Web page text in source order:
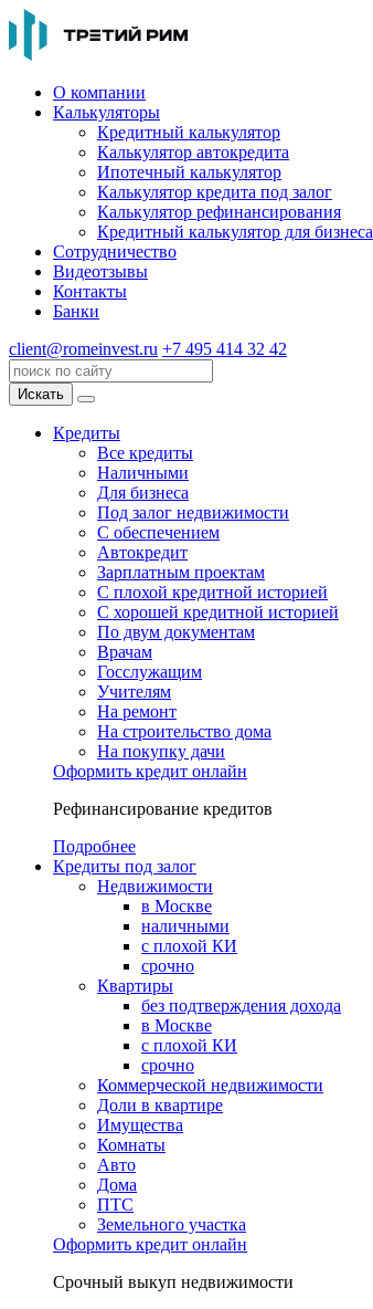
О компании
Калькуляторы
Кредитный калькулятор
Калькулятор автокредита
Ипотечный калькулятор
Калькулятор кредита под залог
Калькулятор рефинансирования
Кредитный калькулятор для бизнеса
Сотрудничество
Видеотзывы
Контакты
Банки
client@romeinvest.ru +7 495 414 32 42
Искать
Кредиты
Все кредиты
Наличными
Для бизнеса
Под залог недвижимости
С обеспечением
Автокредит
Зарплатным проектам
С плохой кредитной историей
С хорошей кредитной историей
По двум документам
Врачам
Госслужащим
Учителям
На ремонт
На строительство дома
На покупку дачи
Оформить кредит онлайн
Рефинансирование кредитов
Подробнее
Кредиты под залог
Недвижимости
в Москве
наличными
с плохой КИ
срочно
Квартиры
без подтверждения дохода
в Москве
с плохой КИ
срочно
Коммерческой недвижимости
Доли в квартире
Имущества
Комнаты
Авто
Дома
ПТС
Земельного участка
Оформить кредит онлайн
Срочный выкуп недвижимости